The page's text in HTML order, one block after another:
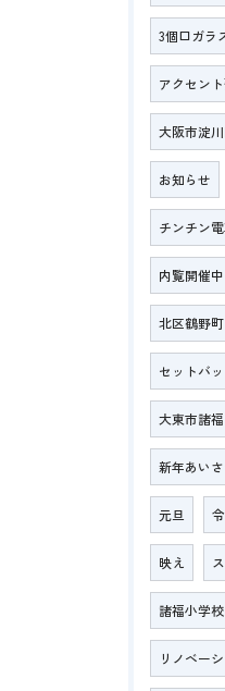
3個口ガラ
アクセント
大阪市淀
お知らせ
チンチン
内覧開催中
北区鶴野町
セットバ
大東市諸福
新年あい
元旦
映え
諸福小学校
リノベー